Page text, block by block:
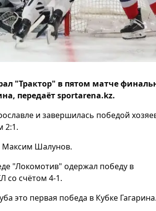
"Трактор" в пятом матче
передаёт sportarena.kz.
и завершилась победой
2:1.
Максим Шалунов.
"Локомотив" одержал победу в
со счётом 4-1.
это первая победа в Кубке Гагарина.